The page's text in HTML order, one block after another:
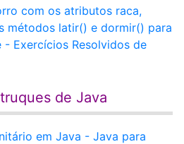
com os atributos raca,
métodos latir() e dormir() para
- Exercícios Resolvidos de
de Java
em Java - Java para